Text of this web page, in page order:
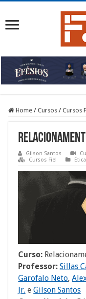
Home / Cursos / Cursos
Gilson Santos
Cursos Fiel
Ética
Curso:
Professor: Sillas
Garofalo Neto,
Jr. eGilson Santos